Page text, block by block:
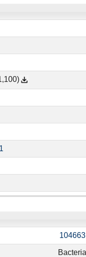
104663
Bacteria